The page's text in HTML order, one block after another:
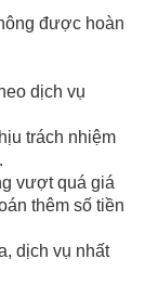
được hoàn
dịch vụ
trách nhiệm
vượt quá giá
thêm số tiền
dịch vụ nhất